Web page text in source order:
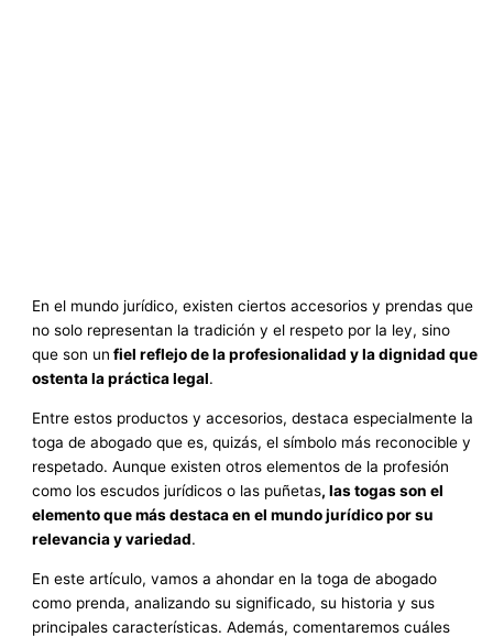
En el mundo jurídico, existen ciertos accesorios y prendas que
no solo representan la tradición y el respeto por la ley, sino
que son un fiel reflejo de la profesionalidad y la dignidad que
ostenta la práctica legal.
Entre estos productos y accesorios, destaca especialmente la
toga de abogado que es, quizás, el símbolo más reconocible y
respetado. Aunque existen otros elementos de la profesión
como los escudos jurídicos o las puñetas, las togas son el
elemento que más destaca en el mundo jurídico por su
relevancia y variedad.
En este artículo, vamos a ahondar en la toga de abogado
como prenda, analizando su significado, su historia y sus
principales características. Además, comentaremos cuáles